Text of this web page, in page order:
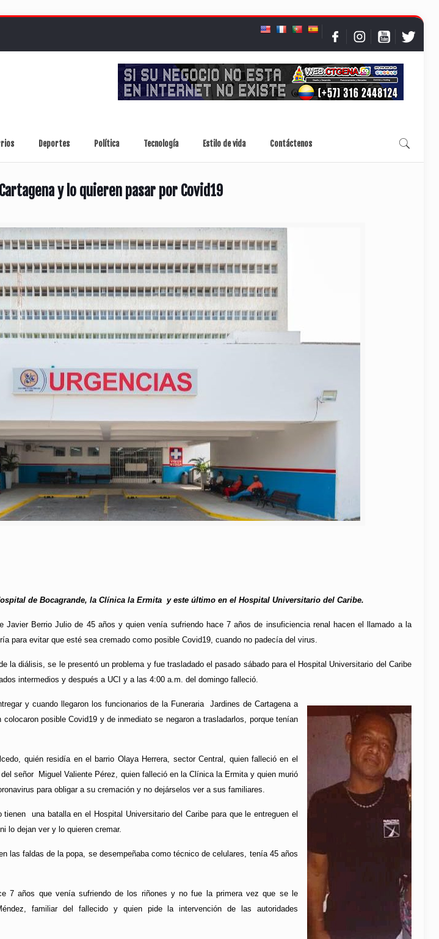
Deportes Política Tecnología Estilo de vida Contáctenos
y lo quieren pasar por Covid19
de Bocagrande, la Clínica la Ermita y este último en el Hospital Universitario del Caribe.
Javier Berrio Julio de 45 años y quien venía sufriendo hace 7 años de insuficiencia renal hacen el llamado a la
para evitar que esté sea cremado como posible Covid19, cuando no padecía del virus.
la diálisis, se le presentó un problema y fue trasladado el pasado sábado para el Hospital Universitario del Caribe
intermedios y después a UCI y a las 4:00 a.m. del domingo falleció.
y cuando llegaron los funcionarios de la Funeraria Jardines de Cartagena a
posible Covid19 y de inmediato se negaron a trasladarlos, porque tenían
quién residía en el barrio Olaya Herrera, sector Central, quien falleció en el
señor Miguel Valiente Pérez, quien falleció en la Clínica la Ermita y quien murió
para obligar a su cremación y no dejárselos ver a sus familiares.
una batalla en el Hospital Universitario del Caribe para que le entreguen el
lo dejan ver y lo quieren cremar.
las faldas de la popa, se desempeñaba como técnico de celulares, tenía 45 años
7 años que venía sufriendo de los riñones y no fue la primera vez que se le
familiar del fallecido y quien pide la intervención de las autoridades